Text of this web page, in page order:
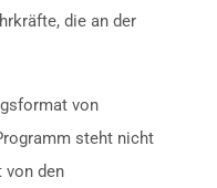
die an der
von
steht nicht
von den